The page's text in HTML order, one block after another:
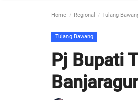
Home Regional Tulang
Tulang Bawang
Pj Bupati